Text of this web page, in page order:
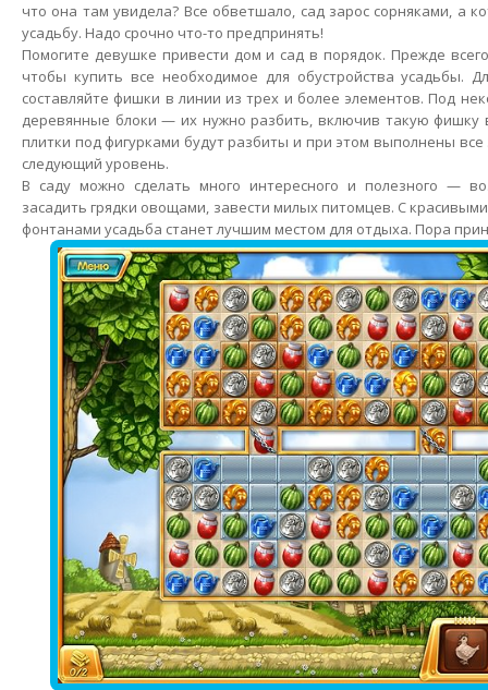
что она там увидела? Все обветшало, сад зарос сорняками, а
усадьбу. Надо срочно что-то предпринять!
Помогите девушке привести дом и сад в порядок. Прежде
чтобы купить все необходимое для обустройства усадьбы.
составляйте фишки в линии из трех и более элементов. Под
деревянные блоки — их нужно разбить, включив такую фишку
плитки под фигурками будут разбиты и при этом выполнены
следующий уровень.
В саду можно сделать много интересного и полезного —
засадить грядки овощами, завести милых питомцев. С
фонтанами усадьба станет лучшим местом для отдыха. Пора